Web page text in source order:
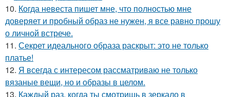
10. Когда невеста пишет мне, что полностью мне
доверяет и пробный образ не нужен, я все равно прошу
о личной встрече.
11. Секрет идеального образа раскрыт: это не только
платье!
12. Я всегда с интересом рассматриваю не только
вязаные вещи, но и образы в целом.
13. Каждый раз, когда ты смотришь в зеркало в